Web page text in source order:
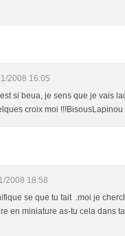
2008 16:05
si beua, je sens que je vais
croix moi !!!BisousLapinou
2008 18:58
se que tu fait .moi je
en miniature as-tu cela dans